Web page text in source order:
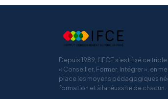
Depuis 1989, l’IFCE s’est fixé ce
« Conseiller, Former, Intégrer », en
place les moyens pédagogiques
formation et à la réussite de chacun.